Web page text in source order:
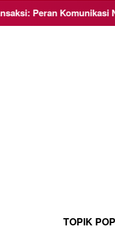
Negosiasi Makelar
TOPIK